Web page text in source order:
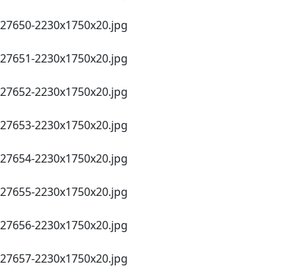
27650-2230х1750х20.jpg
27651-2230х1750х20.jpg
27652-2230х1750х20.jpg
27653-2230х1750х20.jpg
27654-2230х1750х20.jpg
27655-2230х1750х20.jpg
27656-2230х1750х20.jpg
27657-2230х1750х20.jpg